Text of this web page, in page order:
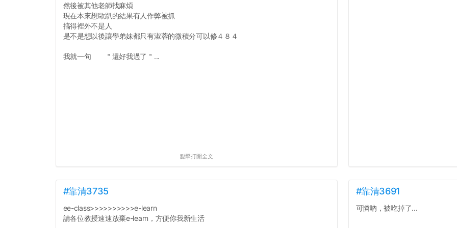
然後被其他老師找麻煩
現在本來想歐趴的結果有人作弊被抓
搞得裡外不是人
是不是想以後讓學弟妹都只有淑蓉的微積分可以修４８４
我就一句 ＂還好我過了＂...
點擊打開全文
#靠清3735
ee-class>>>>>>>>>>e-learn
請各位教授速速放棄e-learn，方便你我新生活
#靠清3691
可憐吶，被吃掉了...